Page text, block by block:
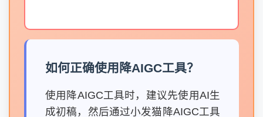
如何正确使用降AIGC工具？
使用降AIGC工具时，建议先使用AI生
成初稿，然后通过小发猫降AIGC工具